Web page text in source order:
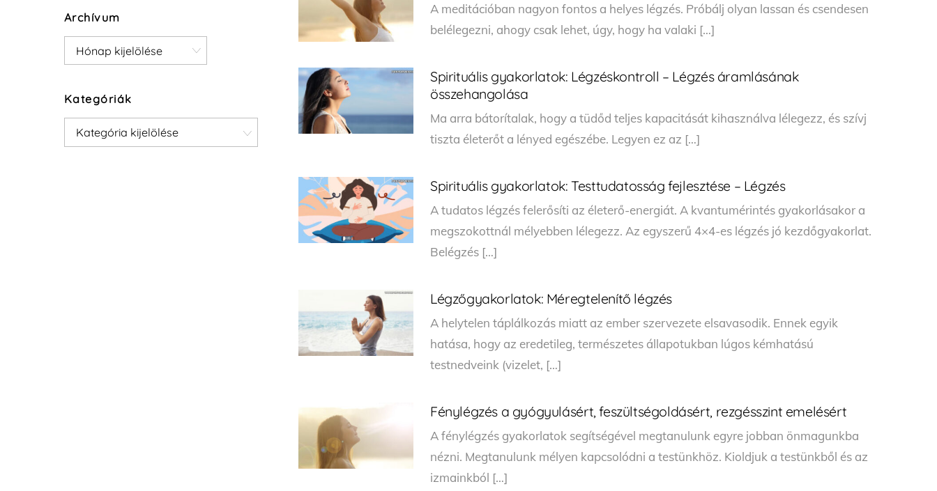
A meditációban nagyon fontos a helyes légzés. Próbálj olyan lassan és csendesen
belélegezni, ahogy csak lehet, úgy, hogy ha valaki […]
Spirituális gyakorlatok: Légzéskontroll – Légzés áramlásának
összehangolása
Ma arra bátorítalak, hogy a tüdőd teljes kapacitását kihasználva lélegezz, és szívj
tiszta életerőt a lényed egészébe. Legyen ez az […]
Spirituális gyakorlatok: Testtudatosság fejlesztése – Légzés
A tudatos légzés felerősíti az életerő-energiát. A kvantumérintés gyakorlásakor a
megszokottnál mélyebben lélegezz. Az egyszerű 4×4-es légzés jó kezdőgyakorlat.
Belégzés […]
Légzőgyakorlatok: Méregtelenítő légzés
A helytelen táplálkozás miatt az ember szervezete elsavasodik. Ennek egyik
hatása, hogy az eredetileg, természetes állapotukban lúgos kémhatású
testnedveink (vizelet, […]
Fénylégzés a gyógyulásért, feszültségoldásért, rezgésszint emelésért
A fénylégzés gyakorlatok segítségével megtanulunk egyre jobban önmagunkba
nézni. Megtanulunk mélyen kapcsolódni a testünkhöz. Kioldjuk a testünkből és az
izmainkból […]
Archívum
Archívum
Kategóriák
Kategóriák